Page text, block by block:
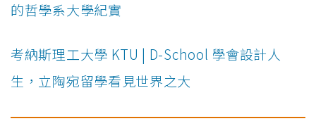
的哲學系大學紀實
考納斯理工大學 KTU | D-School 學會設計人
生，立陶宛留學看見世界之大